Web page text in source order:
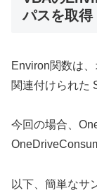
パスを取得
Environ関数は
関連付けられた
今回の場合、
以下、簡単なサ